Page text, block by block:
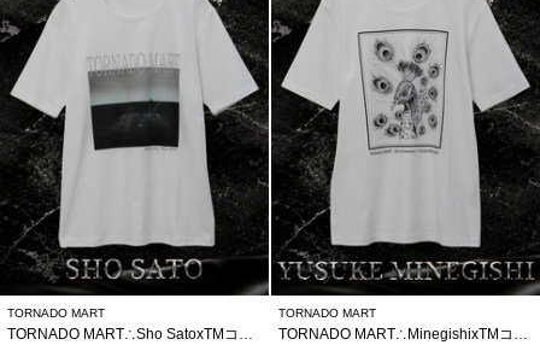
TORNADO MART
TORNADO MART∴Sho SatoxTMコラボTシャツ
TORNADO MART
TORNADO MART∴MinegishixTMコラボTシャツ